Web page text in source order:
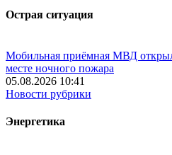
Острая ситуация
Мобильная приёмная МВД
месте ночного пожара
05.08.2026 10:41
Новости рубрики
Энергетика